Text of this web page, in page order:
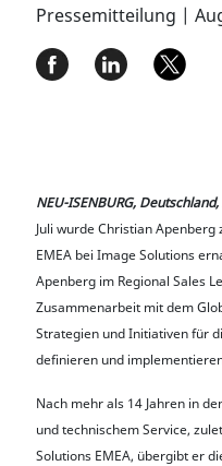
Pressemitteilung |
NEU-ISENBURG,
Juli wurde Christian
EMEA bei Image Solutions
Apenberg im Regional Sales
Zusammenarbeit mit dem
Strategien und Initiativen für
definieren und
Nach mehr als 14 Jahren in
und technischem Service,
Solutions EMEA, übergibt er